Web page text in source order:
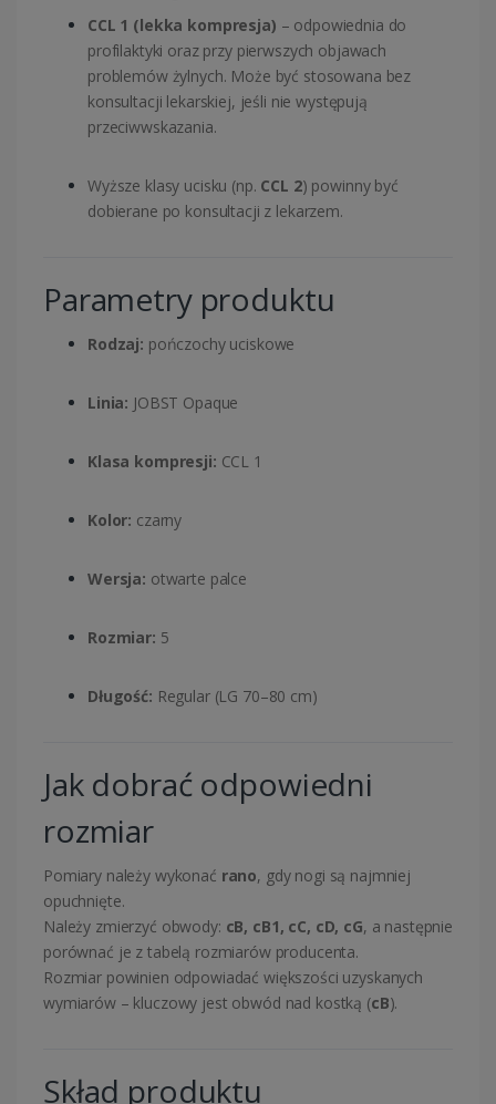
CCL 1 (lekka kompresja) – odpowiednia do
profilaktyki oraz przy pierwszych objawach
problemów żylnych. Może być stosowana bez
konsultacji lekarskiej, jeśli nie występują
przeciwwskazania.
Wyższe klasy ucisku (np. CCL 2) powinny być
dobierane po konsultacji z lekarzem.
Parametry produktu
Rodzaj: pończochy uciskowe
Linia: JOBST Opaque
Klasa kompresji: CCL 1
Kolor: czarny
Wersja: otwarte palce
Rozmiar: 5
Długość: Regular (LG 70–80 cm)
Jak dobrać odpowiedni
rozmiar
Pomiary należy wykonać rano, gdy nogi są najmniej
opuchnięte.
Należy zmierzyć obwody: cB, cB1, cC, cD, cG, a następnie
porównać je z tabelą rozmiarów producenta.
Rozmiar powinien odpowiadać większości uzyskanych
wymiarów – kluczowy jest obwód nad kostką (cB).
Skład produktu